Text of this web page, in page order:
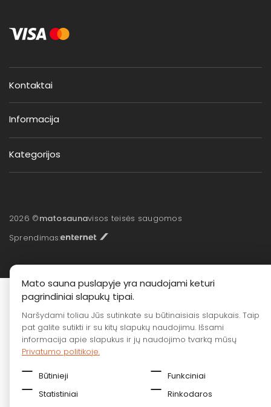
Kontaktai
Informacija
Kategorijos
2026 ©matosaunavisos teisės saugomos
Sprendimas:
Mato sauna puslapyje yra naudojami keturi
pagrindiniai slapukų tipai.
Naršydami toliau Jūs sutinkate su būtinaisiais slapukais. Taip
pat galite sutikti ir su kitų slapukų naudojimu. Išsami
informacija apie slapukus ir jų naudojimo tvarką mūsų
Privatumo politikoje.
Būtinieji
Funkciniai
Statistiniai
Rinkodaros